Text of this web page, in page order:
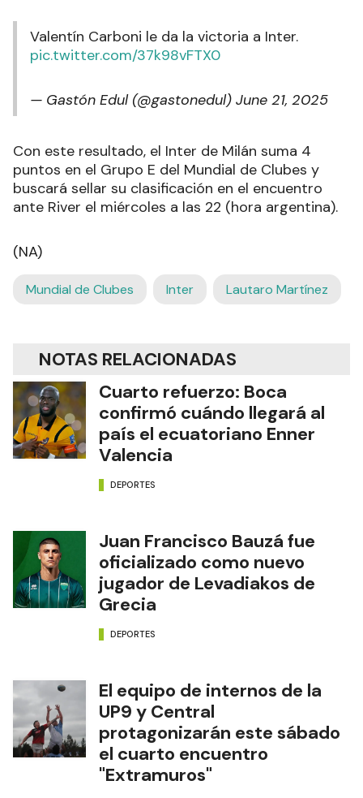
Valentín Carboni le da la victoria a Inter.
pic.twitter.com/37k98vFTX0
— Gastón Edul (@gastonedul) June 21, 2025
Con este resultado, el Inter de Milán suma 4
puntos en el Grupo E del Mundial de Clubes y
buscará sellar su clasificación en el encuentro
ante River el miércoles a las 22 (hora argentina).
(NA)
Mundial de Clubes Inter Lautaro Martínez
NOTAS RELACIONADAS
Cuarto refuerzo: Boca
confirmó cuándo llegará al
país el ecuatoriano Enner
Valencia
DEPORTES
Juan Francisco Bauzá fue
oficializado como nuevo
jugador de Levadiakos de
Grecia
DEPORTES
El equipo de internos de la
UP9 y Central
protagonizarán este sábado
el cuarto encuentro
"Extramuros"